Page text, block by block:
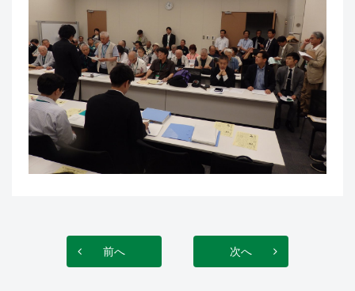
前へ 次へ